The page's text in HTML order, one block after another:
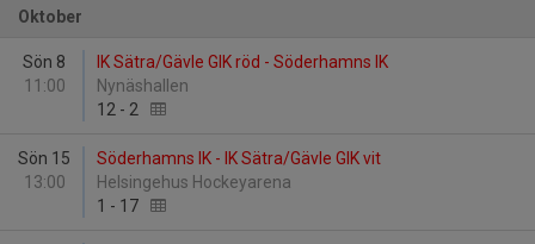
Oktober
Sön 8
11:00
IK Sätra/Gävle GIK röd - Söderhamns IK
Nynäshallen
12 - 2
Sön 15
13:00
Söderhamns IK - IK Sätra/Gävle GIK vit
Helsingehus Hockeyarena
1 - 17